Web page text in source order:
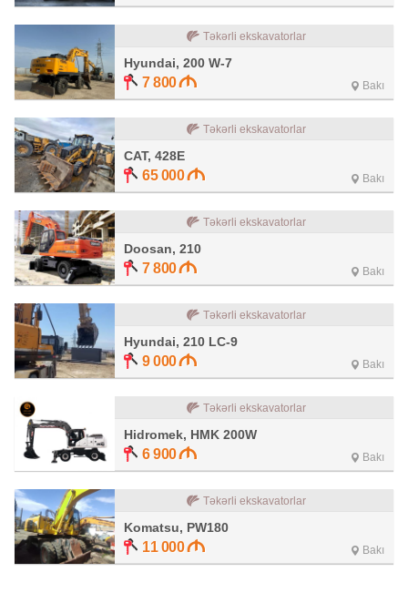
Təkərli ekskavatorlar
Hyundai, 200 W-7
7 800 Bakı
Təkərli ekskavatorlar
CAT, 428E
65 000 Bakı
Təkərli ekskavatorlar
Doosan, 210
7 800 Bakı
Təkərli ekskavatorlar
Hyundai, 210 LC-9
9 000 Bakı
Təkərli ekskavatorlar
Hidromek, HMK 200W
6 900 Bakı
Təkərli ekskavatorlar
Komatsu, PW180
11 000 Bakı